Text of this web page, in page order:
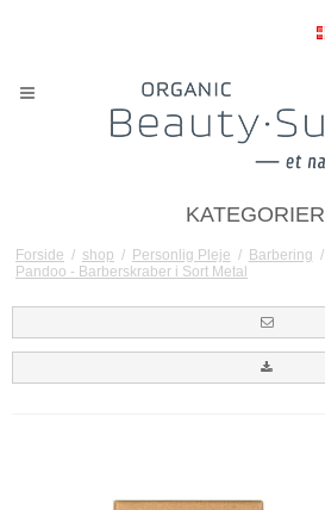
KATEGORIER
Forside / shop / Personlig Pleje / Barbering /
Pandoo - Barberskraber i Sort Metal